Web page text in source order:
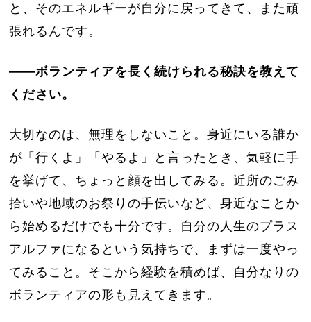
と、そのエネルギーが自分に戻ってきて、また頑
張れるんです。
――ボランティアを長く続けられる秘訣を教えて
ください。
大切なのは、無理をしないこと。身近にいる誰か
が「行くよ」「やるよ」と言ったとき、気軽に手
を挙げて、ちょっと顔を出してみる。近所のごみ
拾いや地域のお祭りの手伝いなど、身近なことか
ら始めるだけでも十分です。自分の人生のプラス
アルファになるという気持ちで、まずは一度やっ
てみること。そこから経験を積めば、自分なりの
ボランティアの形も見えてきます。